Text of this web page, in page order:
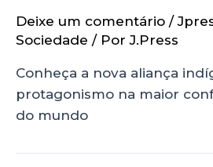
Deixe um comentário /
Sociedade / PorJ.Press
Conheça a nova aliança
protagonismo na maior
do mundo